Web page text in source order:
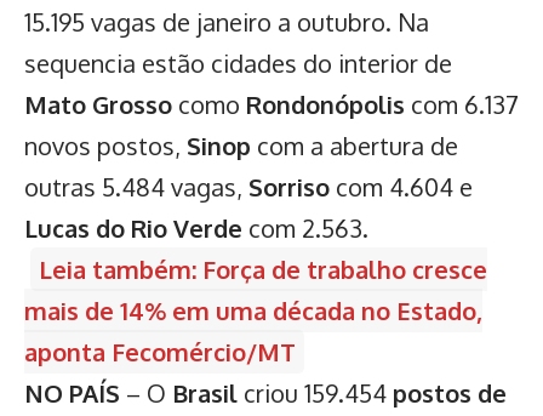
15.195 vagas de janeiro a outubro. Na
sequencia estão cidades do interior de
Mato Grosso como Rondonópolis com 6.137
novos postos, Sinop com a abertura de
outras 5.484 vagas, Sorriso com 4.604 e
Lucas do Rio Verde com 2.563.
Leia também: Força de trabalho cresce
mais de 14% em uma década no Estado,
aponta Fecomércio/MT
NO PAÍS – O Brasil criou 159.454 postos de